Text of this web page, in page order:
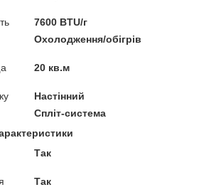
7600 BTU/г
Охолодження/обігрів
20 кв.м
Настінний
Спліт-система
Так
Так